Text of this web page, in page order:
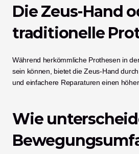
Die Zeus-Hand
traditionelle
Während herkömmliche Prothesen in
sein können, bietet die Zeus-Hand
und einfachere Reparaturen einen
Wie